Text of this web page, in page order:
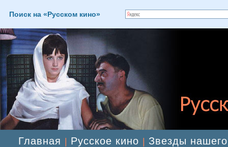
Поиск на «Русском кино»
Главная Русское кино Звезды